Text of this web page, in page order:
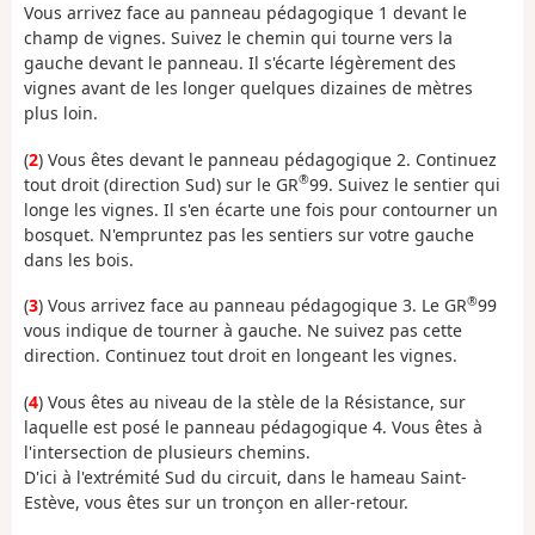
Vous arrivez face au panneau pédagogique 1 devant le
champ de vignes. Suivez le chemin qui tourne vers la
gauche devant le panneau. Il s'écarte légèrement des
vignes avant de les longer quelques dizaines de mètres
plus loin.
(2) Vous êtes devant le panneau pédagogique 2. Continuez
tout droit (direction Sud) sur le GR®99. Suivez le sentier qui
longe les vignes. Il s'en écarte une fois pour contourner un
bosquet. N'empruntez pas les sentiers sur votre gauche
dans les bois.
(3) Vous arrivez face au panneau pédagogique 3. Le GR®99
vous indique de tourner à gauche. Ne suivez pas cette
direction. Continuez tout droit en longeant les vignes.
(4) Vous êtes au niveau de la stèle de la Résistance, sur
laquelle est posé le panneau pédagogique 4. Vous êtes à
l'intersection de plusieurs chemins.
D'ici à l'extrémité Sud du circuit, dans le hameau Saint-
Estève, vous êtes sur un tronçon en aller-retour.